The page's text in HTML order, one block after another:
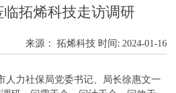
临拓烯科技走访调研
来源： 拓烯科技 时间: 2024-01-16
人力社保局党委书记、局长徐惠文一